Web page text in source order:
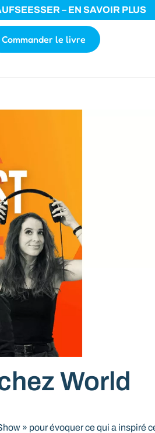
– EN SAVOIR PLUS
Commander le livre
World
» pour évoquer ce qui a inspiré